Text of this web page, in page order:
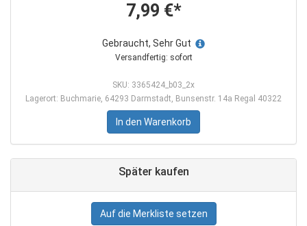
7,99 €*
Gebraucht, Sehr Gut
Versandfertig: sofort
SKU: 3365424_b03_2x
Lagerort: Buchmarie, 64293 Darmstadt, Bunsenstr. 14a Regal 40322
In den Warenkorb
Später kaufen
Auf die Merkliste setzen